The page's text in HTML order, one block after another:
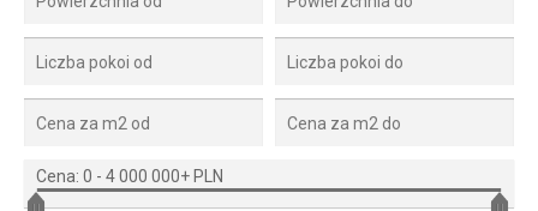
Cena: 0 - 4 000 000+ PLN